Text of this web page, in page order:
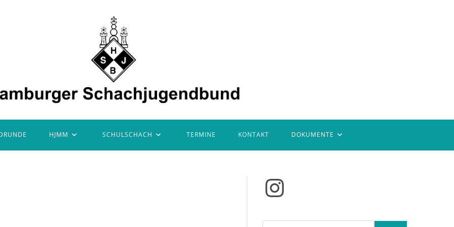
HJMM SCHULSCHACH TERMINE KONTAKT DOKUMENTE
Instagram